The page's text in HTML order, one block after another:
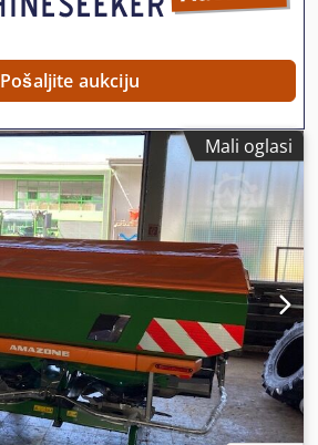
Pošaljite aukciju
Mali oglasi